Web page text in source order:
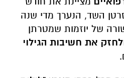
בכל רחבי הארץ"לילות
מכוני הממוגרפיה של
הערב והלילה, במטרה